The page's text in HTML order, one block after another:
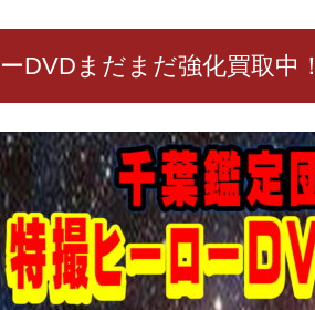
DVDまだまだ強化買取中！